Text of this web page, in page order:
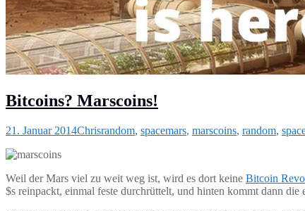
Bitcoins? Marscoins!
21. Januar 2014Chrisrandom, spacemars, marscoins, random,
Weil der Mars viel zu weit weg ist, wird es dort keine Bitcoin
$s reinpackt, einmal feste durchrüttelt, und hinten kommt dann die